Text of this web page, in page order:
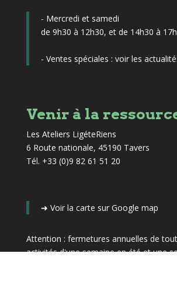
- Mercredi et samedi
de 9h30 à 12h30, et de 14h30 à
- Ventes spéciales : voir les
Venir à la
Les Ateliers LigéteRiens
6 Route nationale, 45190 Tavers
Tél. +33 (0)9 82 61 51 20
➜ Voir la carte sur Google map
Attention : fermetures annuelles de
activités d'une semaine en été et une